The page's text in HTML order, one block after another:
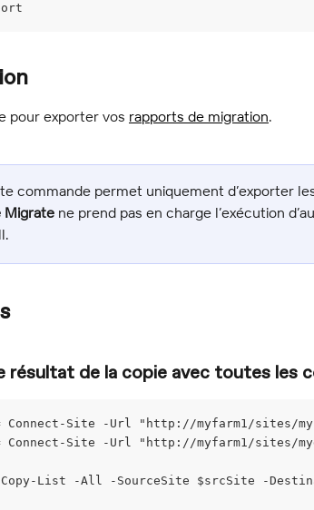
pour exporter vos rapports de migration.
commande permet uniquement d’exporter
Migrate ne prend pas en charge l’exécution
résultat de la copie avec toutes les
Connect-Site -Url "http://myfarm1/sites/
Connect-Site -Url "http://myfarm1/sites/
List -All -SourceSite $srcSite -